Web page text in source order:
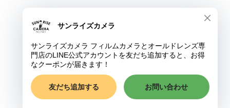
© サンライズカメラ フィルムカメラとオールドレンズ専門店